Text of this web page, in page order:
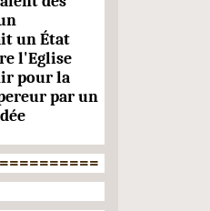
un État
l'Eglise
pour la
par un